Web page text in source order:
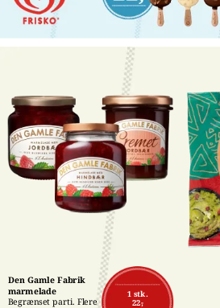
1 stk.
22,-
Den Gamle Fabrik
marmelade
Begrænset parti. Flere